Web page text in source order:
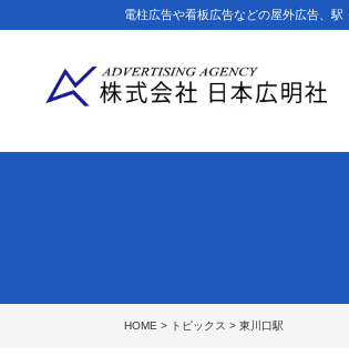
電柱広告や看板広告などの屋外広告、
HOME > トピックス > 東川口駅